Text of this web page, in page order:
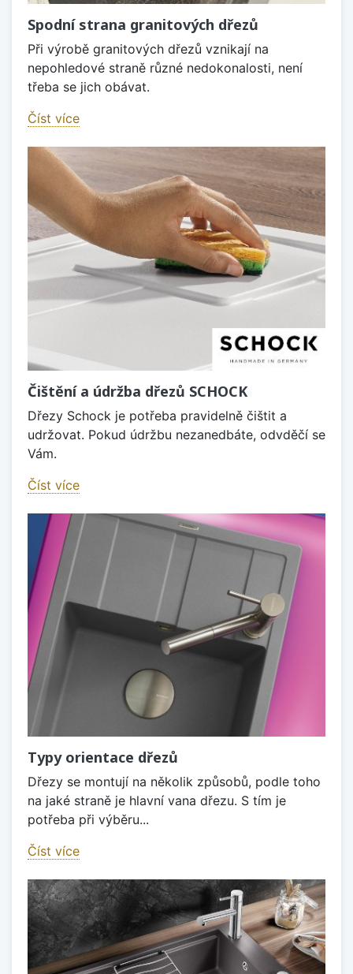
Spodní strana granitových dřezů
Při výrobě granitových dřezů vznikají na
nepohledové straně různé nedokonalosti, není
třeba se jich obávat.
Číst více
Čištění a údržba dřezů SCHOCK
Dřezy Schock je potřeba pravidelně čištit a
udržovat. Pokud údržbu nezanedbáte, odvděčí se
Vám.
Číst více
Typy orientace dřezů
Dřezy se montují na několik způsobů, podle toho
na jaké straně je hlavní vana dřezu. S tím je
potřeba při výběru...
Číst více